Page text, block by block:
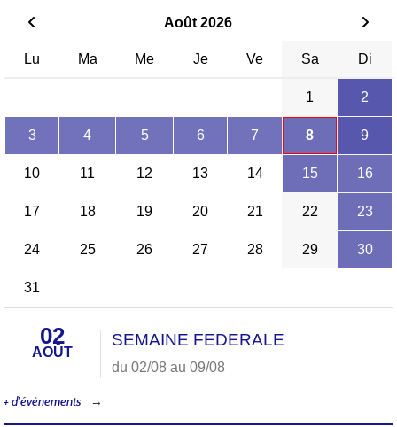
Août 2026
Lu Ma Me Je Ve Sa Di
1 2
3 4 5 6 7 8 9
10 11 12 13 14 15 16
17 18 19 20 21 22 23
24 25 26 27 28 29 30
31
02
AOÛT
SEMAINE FEDERALE
du 02/08 au 09/08
+ d'évènements